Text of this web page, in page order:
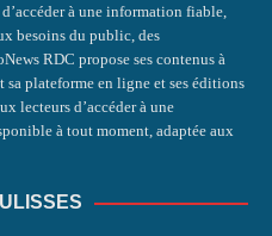
à une information fiable,
besoins du public, des
RDC propose ses contenus à
sa plateforme en ligne et ses éditions
lecteurs d’accéder à une
à tout moment, adaptée aux